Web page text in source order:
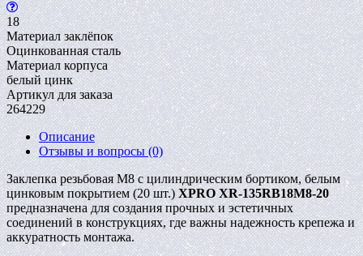
18
Материал заклёпок
Оцинкованная сталь
Материал корпуса
белый цинк
Артикул для заказа
264229
Описание
Отзывы и вопросы(0)
Заклепка резьбовая M8 с цилиндрическим бортиком, белым
цинковым покрытием (20 шт.)XPRO XR-135RB18M8-20
предназначена для создания прочных и эстетичных
соединений в конструкциях, где важны надежность крепежа и
аккуратность монтажа.